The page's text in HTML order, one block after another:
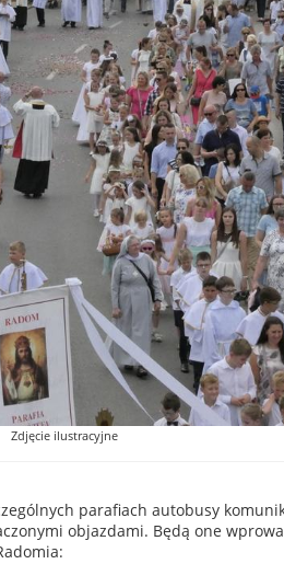
Zdjęcie ilustracyjne
parafiach autobusy
objazdami. Będą one